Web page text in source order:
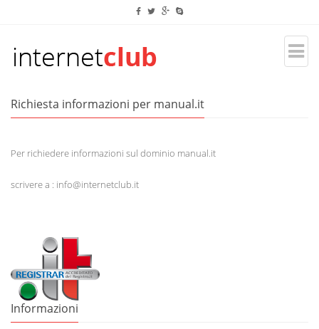
Richiesta informazioni per manual.it
Per richiedere informazioni sul dominio manual.it
scrivere a : info@internetclub.it
Informazioni